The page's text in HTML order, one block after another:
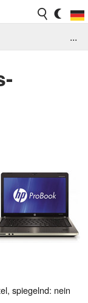
...
spiegelnd: nein